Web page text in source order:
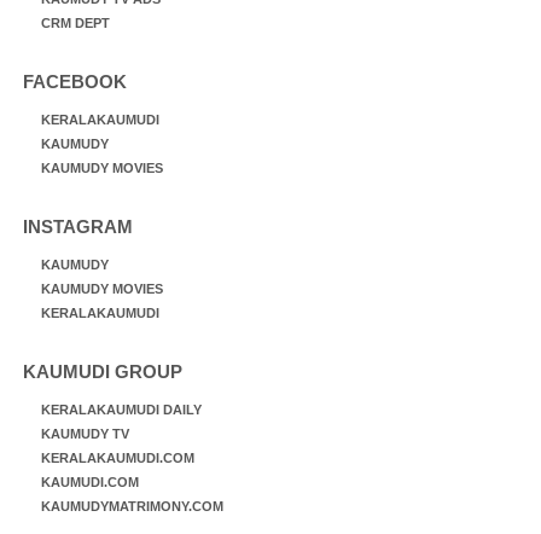
CRM DEPT
FACEBOOK
KERALAKAUMUDI
KAUMUDY
KAUMUDY MOVIES
INSTAGRAM
KAUMUDY
KAUMUDY MOVIES
KERALAKAUMUDI
KAUMUDI GROUP
KERALAKAUMUDI DAILY
KAUMUDY TV
KERALAKAUMUDI.COM
KAUMUDI.COM
KAUMUDYMATRIMONY.COM